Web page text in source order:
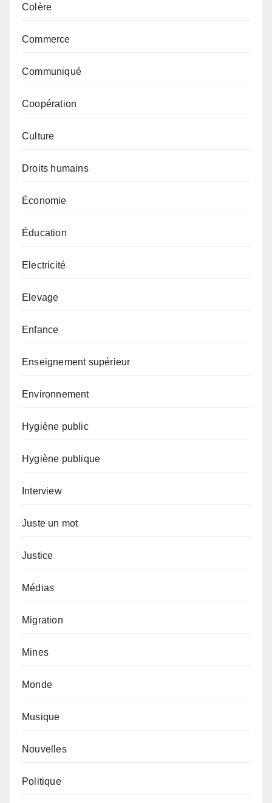
Colère
Commerce
Communiqué
Coopération
Culture
Droits humains
Économie
Éducation
Electricité
Elevage
Enfance
Enseignement supérieur
Environnement
Hygiène public
Hygiène publique
Interview
Juste un mot
Justice
Médias
Migration
Mines
Monde
Musique
Nouvelles
Politique